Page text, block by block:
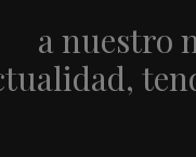
a nuestro